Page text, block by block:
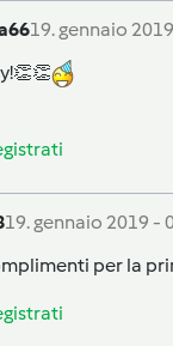
19. gennaio
19. gennaio 2019 -
per la